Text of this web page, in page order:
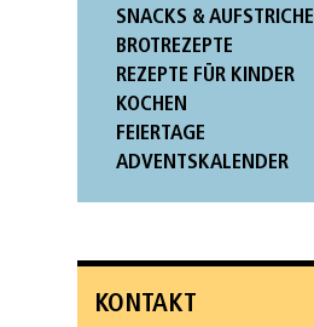
SNACKS & AUFSTRICHE
BROTREZEPTE
REZEPTE FÜR KINDER
KOCHEN
FEIERTAGE
ADVENTSKALENDER
KONTAKT